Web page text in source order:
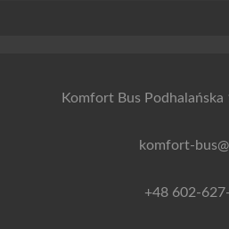
Komfort Bus
komfort-
+48 602-